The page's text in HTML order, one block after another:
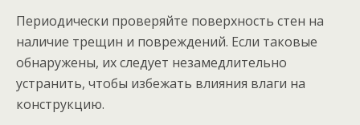
Периодически проверяйте поверхность стен на
наличие трещин и повреждений. Если таковые
обнаружены, их следует незамедлительно
устранить, чтобы избежать влияния влаги на
конструкцию.